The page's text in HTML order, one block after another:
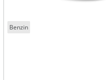
Benzin